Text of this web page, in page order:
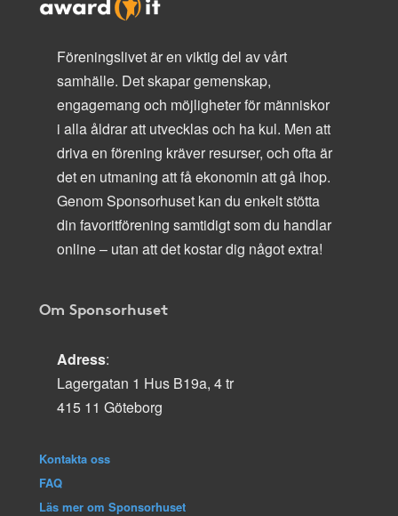
Föreningslivet är en viktig del av vårt
samhälle. Det skapar gemenskap,
engagemang och möjligheter för människor
i alla åldrar att utvecklas och ha kul. Men att
driva en förening kräver resurser, och ofta är
det en utmaning att få ekonomin att gå ihop.
Genom Sponsorhuset kan du enkelt stötta
din favoritförening samtidigt som du handlar
online – utan att det kostar dig något extra!
Om Sponsorhuset
Adress:
Lagergatan 1 Hus B19a, 4 tr
415 11 Göteborg
Kontakta oss
FAQ
Läs mer om Sponsorhuset